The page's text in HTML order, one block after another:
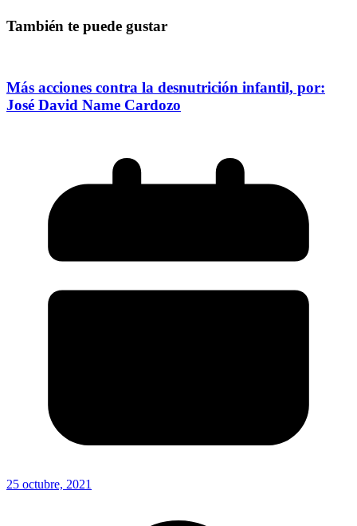
También te puede gustar
Más acciones contra la desnutrición infantil, por:
José David Name Cardozo
25 octubre, 2021